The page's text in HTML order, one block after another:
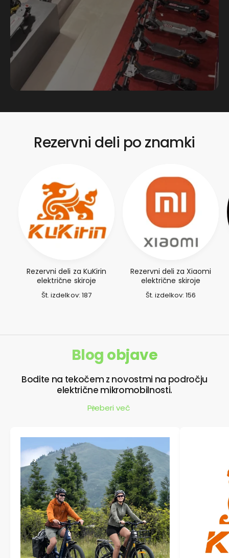
Rezervni deli po znamki
Rezervni deli za KuKirin
električne skiroje
Št. izdelkov: 187
Rezervni deli za Xiaomi
električne skiroje
Št. izdelkov: 156
Blog objave
Bodite na tekočem z novostmi na področju
električne mikromobilnosti.
Preberi več